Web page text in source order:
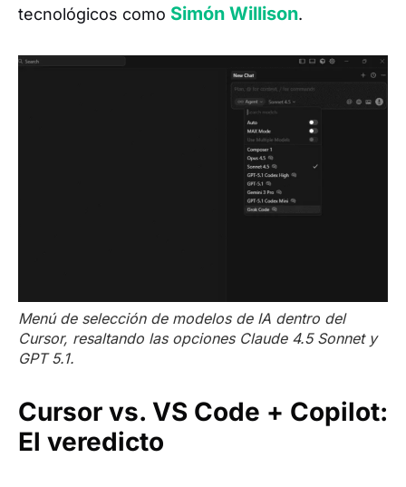
tecnológicos como Simón Willison.
Menú de selección de modelos de IA dentro del
Cursor, resaltando las opciones Claude 4.5 Sonnet y
GPT 5.1.
Cursor vs. VS Code + Copilot:
El veredicto